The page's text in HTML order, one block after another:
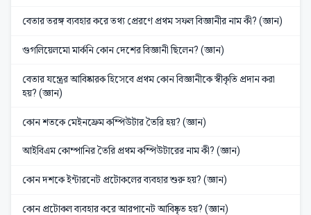
বেতার তরঙ্গ ব্যবহার করে তথ্য প্রেরণে প্রথম সফল বিজ্ঞানীর নাম কী? (জ্ঞান)
গুগলিয়েলমো মার্কনি কোন দেশের বিজ্ঞানী ছিলেন? (জ্ঞান)
বেতার যন্ত্রের আবিষ্কারক হিসেবে প্রথম কোন বিজ্ঞানীকে স্বীকৃতি প্রদান করা
হয়? (জ্ঞান)
কোন শতকে মেইনফ্রেম কম্পিউটার তৈরি হয়? (জ্ঞান)
আইবিএম কোম্পানির তৈরি প্রথম কম্পিউটারের নাম কী? (জ্ঞান)
কোন দশকে ইন্টারনেট প্রটোকলের ব্যবহার শুরু হয়? (জ্ঞান)
কোন প্রটোকল ব্যবহার করে আরপানেট আবিষ্কৃত হয়? (জ্ঞান)